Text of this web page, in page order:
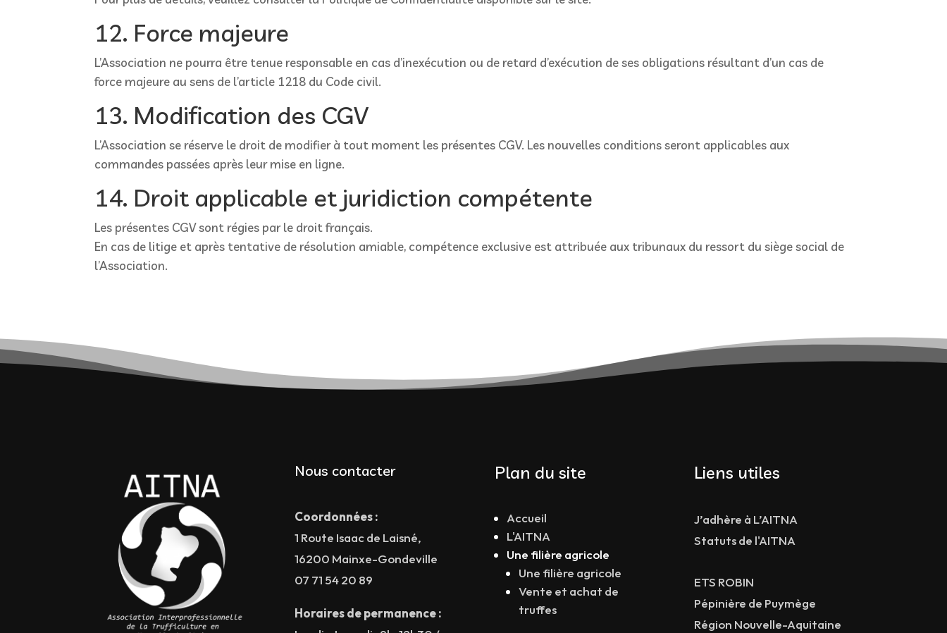
12. Force majeure
L’Association ne pourra être tenue responsable en cas d’inexécution ou de retard d’exécution de ses obligations résultant d’un cas de
force majeure au sens de l’article 1218 du Code civil.
13. Modification des CGV
L’Association se réserve le droit de modifier à tout moment les présentes CGV. Les nouvelles conditions seront applicables aux
commandes passées après leur mise en ligne.
14. Droit applicable et juridiction compétente
Les présentes CGV sont régies par le droit français.
En cas de litige et après tentative de résolution amiable, compétence exclusive est attribuée aux tribunaux du ressort du siège social de
l’Association.
Nous contacter
Coordonnées :
1 Route Isaac de Laisné,
16200 Mainxe-Gondeville
07 71 54 20 89
Horaires de permanence :
Plan du site
Accueil
L'AITNA
Une filière agricole
Une filière agricole
Vente et achat de
truffes
Liens utiles
J’adhère à L’AITNA
Statuts de l'AITNA
ETS ROBIN
Pépinière de Puymège
Région Nouvelle-Aquitaine